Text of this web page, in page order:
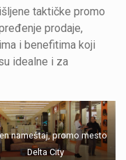
taktičke promo
prodaje,
i benefitima koji
idealne i za
nameštaj, promo mesto
Delta City